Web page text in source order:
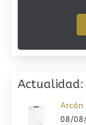
Actualidad:
Arcón
08/